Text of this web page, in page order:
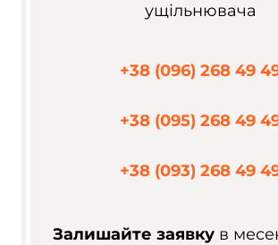
ущільнювача
+38 (096) 268 49
+38 (095) 268 49
+38 (093) 268 49
Залишайте заявку в